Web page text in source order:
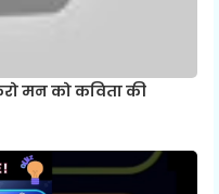
मन को कविता की